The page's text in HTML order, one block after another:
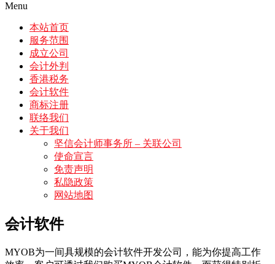
Menu
本站首页
服务范围
成立公司
会计外判
香港税务
会计软件
商标注册
联络我们
关于我们
坚信会计师事务所 – 关联公司
使命宣言
免责声明
私隐政策
网站地图
会计软件
MYOB为一间具规模的会计软件开发公司，能为你提高工作